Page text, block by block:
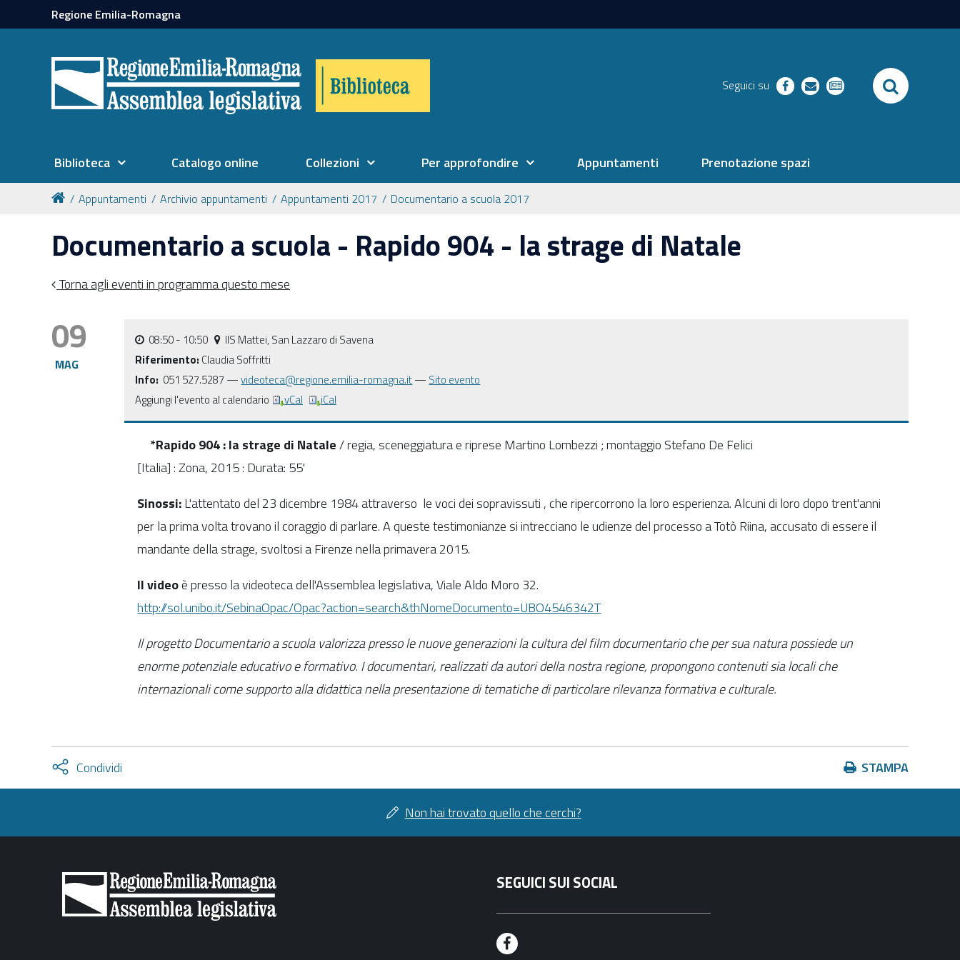
Regione Emilia-Romagna
Seguici su facebookrichiestenewsletter SEARCH
Biblioteca Catalogo online Collezioni Per approfondire Appuntamenti Prenotazione spazi
Appuntamenti Archivio appuntamenti Appuntamenti 2017 Documentario a scuola 2017
Documentario a scuola - Rapido 904 - la strage di Natale
Torna agli eventi in programma questo mese
09
MAG
08:50- 10:50
IIS Mattei, San Lazzaro di Savena
Riferimento: Claudia Soffritti
Info: 051 527.5287 —videoteca@regione.emilia-romagna.it— Sito evento
Aggiungi l'evento al calendario
vCal iCal
*Rapido 904 : la strage di Natale/ regia, sceneggiatura e riprese Martino Lombezzi ; montaggio Stefano De Felici
[Italia] : Zona, 2015 : Durata: 55'
Sinossi:L'attentato del 23 dicembre 1984 attraverso le voci dei sopravissuti , che ripercorrono la loro esperienza. Alcuni di loro dopo trent'anni
per la prima volta trovano il coraggio di parlare. A queste testimonianze si intrecciano le udienze del processo a Totò Riina, accusato di essere il
mandante della strage, svoltosi a Firenze nella primavera 2015.
Il videoè presso la videoteca dell'Assemblea legislativa, Viale Aldo Moro 32.
http://sol.unibo.it/SebinaOpac/Opac?action=search&thNomeDocumento=UBO4546342T
Il progetto Documentario a scuola valorizza presso le nuove generazioni la cultura del film documentario che per sua natura possiede un
enorme potenziale educativo e formativo. I documentari, realizzati da autori della nostra regione, propongono contenuti sia locali che
internazionali come supporto alla didattica nella presentazione di tematiche di particolare rilevanza formativa e culturale.
Azioni
sul
STAMPA
Condividi
facebook
twitter
Attiva
condividi
Non hai trovato quello che cerchi?
SEGUICI SUI SOCIAL
F